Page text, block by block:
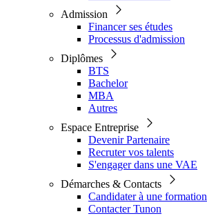
Admission
Financer ses études
Processus d'admission
Diplômes
BTS
Bachelor
MBA
Autres
Espace Entreprise
Devenir Partenaire
Recruter vos talents
S'engager dans une VAE
Démarches & Contacts
Candidater à une formation
Contacter Tunon